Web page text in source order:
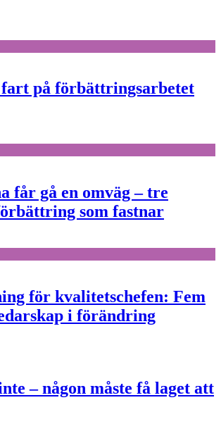
på förbättringsarbetet
får gå en omväg – tre
som fastnar
för kvalitetschefen: Fem
i förändring
– någon måste få laget att